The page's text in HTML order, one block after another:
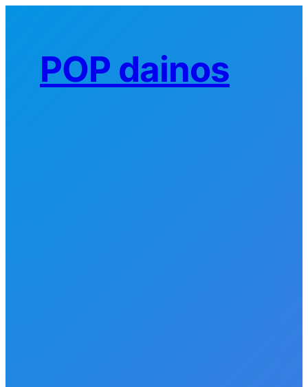
POP dainos